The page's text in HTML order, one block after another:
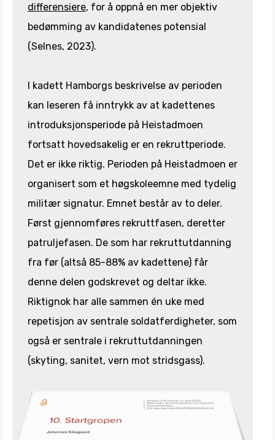
differensiere, for å oppnå en mer objektiv
bedømming av kandidatenes potensial
(Selnes, 2023).
I kadett Hamborgs beskrivelse av perioden
kan leseren få inntrykk av at kadettenes
introduksjonsperiode på Heistadmoen
fortsatt hovedsakelig er en rekruttperiode.
Det er ikke riktig. Perioden på Heistadmoen er
organisert som et høgskoleemne med tydelig
militær signatur. Emnet består av to deler.
Først gjennomføres rekruttfasen, deretter
patruljefasen. De som har rekruttutdanning
fra før (altså 85-88% av kadettene) får
denne delen godskrevet og deltar ikke.
Riktignok har alle sammen én uke med
repetisjon av sentrale soldatferdigheter, som
også er sentrale i rekruttutdanningen
(skyting, sanitet, vern mot stridsgass).